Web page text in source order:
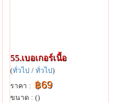
55.เบอเกอร์เนื้อ
(ทั่วไป / ทั่วไป)
ราคา : ฿69
ขนาด : ()